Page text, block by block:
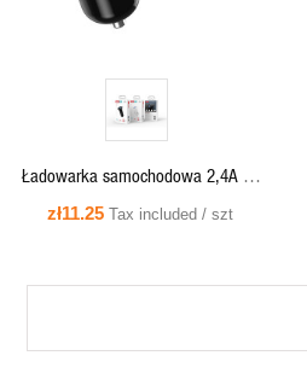
Ładowarka samochodowa 2,4A 2x
USB czarna + kabel microUSB - XO
zł11.25 Tax included / szt